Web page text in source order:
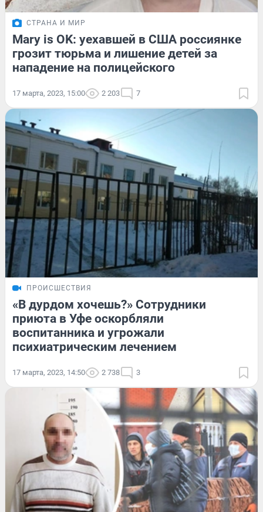
СТРАНА И МИР
Mary is OK: уехавшей в США россиянке
грозит тюрьма и лишение детей за
нападение на полицейского
17 марта, 2023, 15:00 2 203 7
ПРОИСШЕСТВИЯ
«В дурдом хочешь?» Сотрудники
приюта в Уфе оскорбляли
воспитанника и угрожали
психиатрическим лечением
17 марта, 2023, 14:50 2 738 3